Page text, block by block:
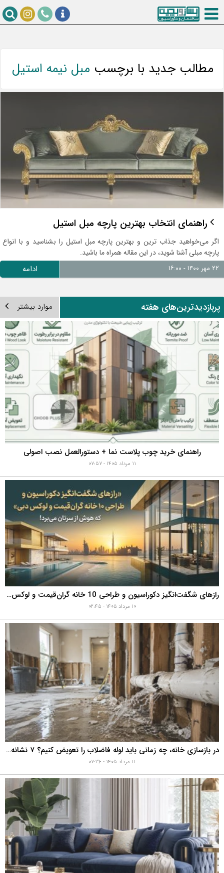
مطالب جدید با برچسب مبل نیمه استیل
راهنمای انتخاب بهترین پارچه مبل استیل
اگر می‌خواهید جذاب ترین و بهترین پارچه مبل استیل را بشناسید و با انواع
پارچه مبلی آشنا شوید، در این مقاله همراه ما باشید.
۲۲ مهر ۱۴۰۰ - ۱۶:۰۰ ادامه
هفته موارد بیشتر
راهنمای خرید چوب پلاست نما + دستورالعمل نصب اصولی
رازهای شگفت‌انگیز دکوراسیون و طراحی 10 خانه گران‌قیمت و لوکس دبی که هوش از سرتان می‌برد!
در بازسازی خانه، چه زمانی باید لوله فاضلاب را تعویض کنیم؟ ۷ نشانه‌ای که نباید نادیده بگیرید